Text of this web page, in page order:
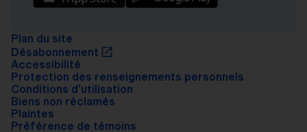
Plan du site
Désabonnement
Accessibilité
Protection des renseignements personnels
Conditions d’utilisation
Biens non réclamés
Plaintes
Préférence de témoins